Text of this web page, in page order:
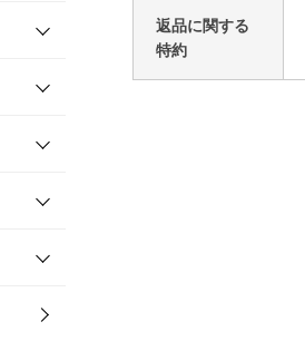
返品に関する
特約